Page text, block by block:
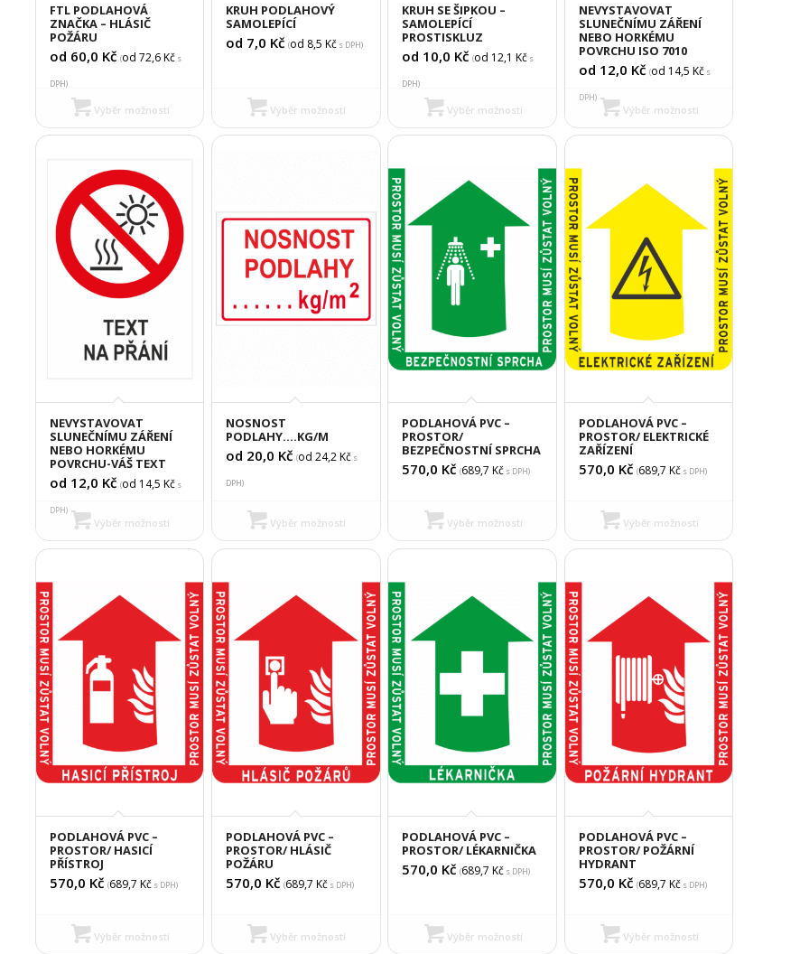
FTL PODLAHOVÁ
ZNAČKA – HLÁSIČ
POŽÁRU
od 60,0 Kč (od 72,6Kčs
DPH)
Výběr možností
KRUH PODLAHOVÝ
SAMOLEPÍCÍ
od 7,0 Kč (od 8,5 Kč s DPH)
Výběr možností
KRUH SE ŠIPKOU –
SAMOLEPÍCÍ
PROSTISKLUZ
od 10,0 Kč (od 12,1 Kč s
DPH)
Výběr možností
NEVYSTAVOVAT
SLUNEČNÍMU ZÁŘENÍ
NEBO HORKÉMU
POVRCHU ISO 7010
od 12,0 Kč (od 14,5 Kčs
DPH)
Výběr možností
NEVYSTAVOVAT
SLUNEČNÍMU ZÁŘENÍ
NEBO HORKÉMU
POVRCHU-VÁŠ TEXT
od 12,0 Kč (od 14,5 Kčs
DPH)
Výběr možností
NOSNOST
PODLAHY….KG/M
od 20,0 Kč (od 24,2Kč s
DPH)
Výběr možností
PODLAHOVÁ PVC –
PROSTOR/
BEZPEČNOSTNÍ SPRCHA
570,0 Kč (689,7 Kč s DPH)
Výběr možností
PODLAHOVÁ PVC –
PROSTOR/ ELEKTRICKÉ
ZAŘÍZENÍ
570,0 Kč (689,7 Kčs DPH)
Výběr možností
PODLAHOVÁ PVC –
PROSTOR/ HASICÍ
PŘÍSTROJ
570,0 Kč (689,7 Kčs DPH)
Výběr možností
PODLAHOVÁ PVC –
PROSTOR/ HLÁSIČ
POŽÁRU
570,0 Kč (689,7 Kč s DPH)
Výběr možností
PODLAHOVÁ PVC –
PROSTOR/ LÉKARNIČKA
570,0 Kč (689,7 Kč s DPH)
Výběr možností
PODLAHOVÁ PVC –
PROSTOR/ POŽÁRNÍ
HYDRANT
570,0 Kč (689,7 Kčs DPH)
Výběr možností